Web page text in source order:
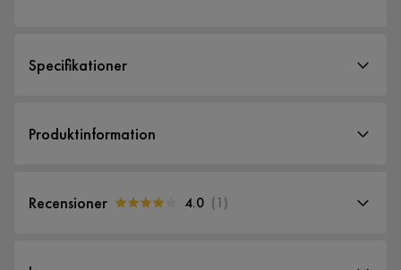
Specifikationer
Storlek
Produktinformation
Recensioner 4.0 (1)